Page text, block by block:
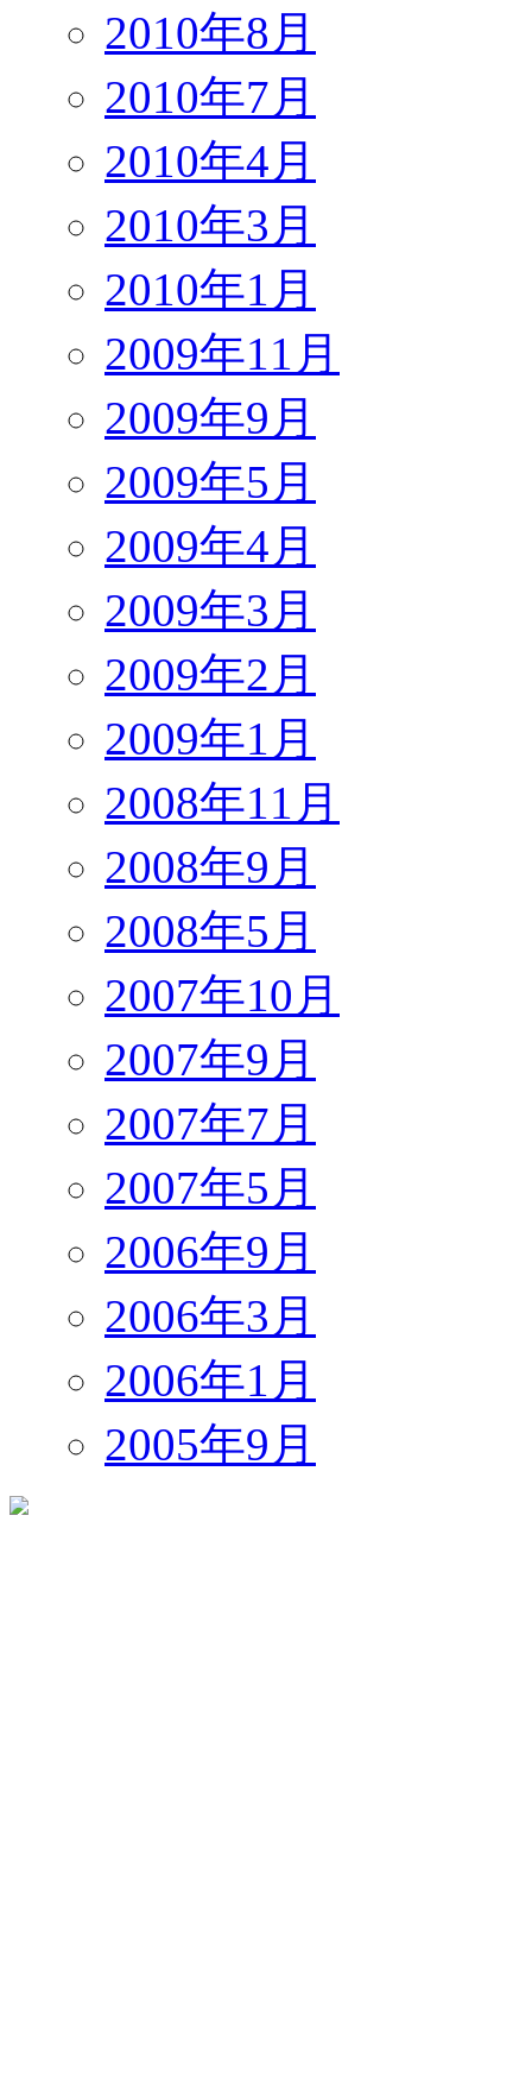
2010年8月
2010年7月
2010年4月
2010年3月
2010年1月
2009年11月
2009年9月
2009年5月
2009年4月
2009年3月
2009年2月
2009年1月
2008年11月
2008年9月
2008年5月
2007年10月
2007年9月
2007年7月
2007年5月
2006年9月
2006年3月
2006年1月
2005年9月